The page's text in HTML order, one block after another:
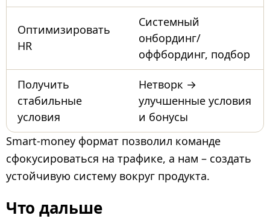
Оптимизировать
HR
Системный
онбординг/
оффбординг, подбор
Получить
стабильные
условия
Нетворк →
улучшенные условия
и бонусы
Smart-money формат позволил команде
сфокусироваться на трафике, а нам – создать
устойчивую систему вокруг продукта.
Что дальше